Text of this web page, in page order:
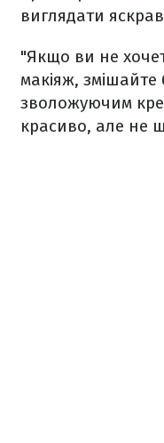
виглядати
"Якщо ви не
макіяж, змішайте
зволожуючим
красиво, але не